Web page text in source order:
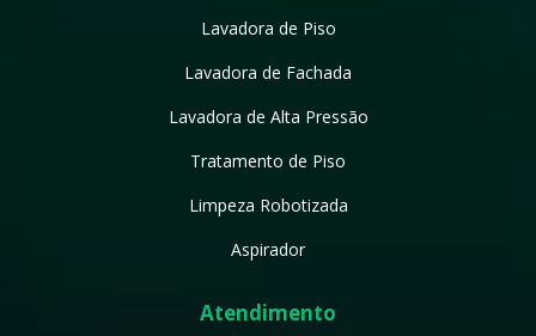
Lavadora de Piso
Lavadora de Fachada
Lavadora de Alta Pressão
Tratamento de Piso
Limpeza Robotizada
Aspirador
Atendimento